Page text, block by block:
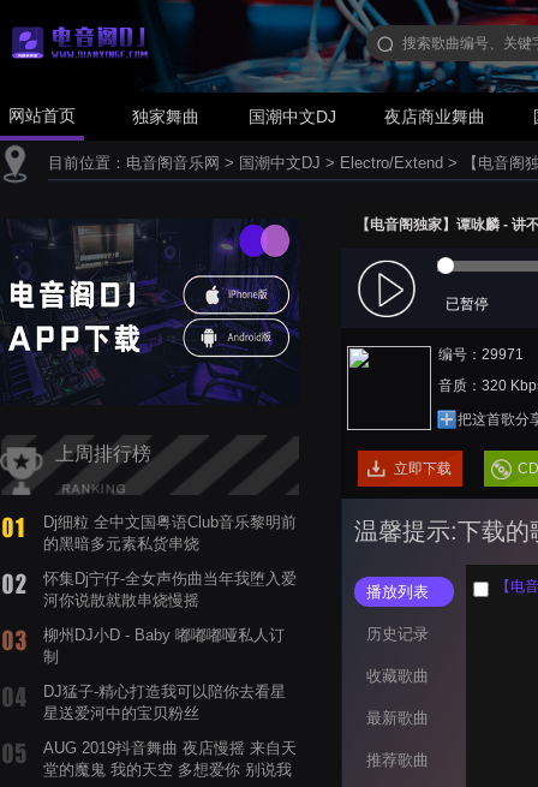
网站首页 独家舞曲 国潮中文DJ 夜店商业舞曲
目前位置： 电音阁音乐网 > 国潮中文DJ > Electro/Extend > 【电音阁
上周排行榜
Dj细粒 全中文国粤语Club音乐黎明前
的黑暗多元素私货串烧
怀集Dj宁仔-全女声伤曲当年我堕入爱
河你说散就散串烧慢摇
柳州DJ小D - Baby 嘟嘟嘟哑私人订
制
DJ猛子-精心打造我可以陪你去看星
星送爱河中的宝贝粉丝
AUG 2019抖音舞曲 夜店慢摇 来自天
堂的魔鬼 我的天空 多想爱你 别说我
【电音阁独家】谭咏麟 -
已暂停
编号：29971
音质：320
把这首歌分
立即下载
温馨提示:下载的
播放列表
历史记录
收藏歌曲
最新歌曲
推荐歌曲